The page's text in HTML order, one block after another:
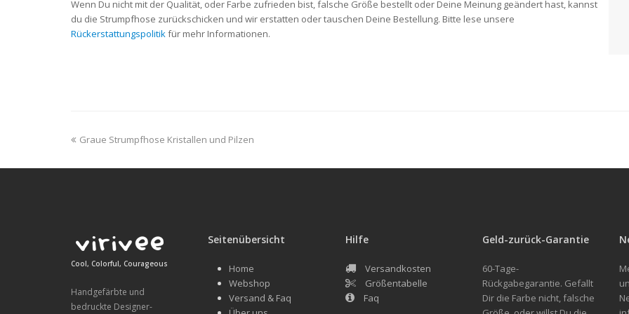
Wenn Du nicht mit der Qualität, oder Farbe zufrieden bist, falsche Größe bestellt oder Deine Meinung geändert hast, kannst
du die Strumpfhose zurückschicken und wir erstatten oder tauschen Deine Bestellung. Bitte lese unsere
Rückerstattungspolitikfür mehr Informationen.
previous
Graue Strumpfhose Kristallen und Pilzen
Cool, Colorful, Courageous
Handgefärbte und
bedruckte Designer-
Seitenübersicht
Home
Webshop
Versand & Faq
Hilfe
Versandkosten
Größentabelle
Faq
Geld-zurück-Garantie
60-Tage-
Rückgabegarantie. Gefallt
Dir die Farbe nicht, falsche